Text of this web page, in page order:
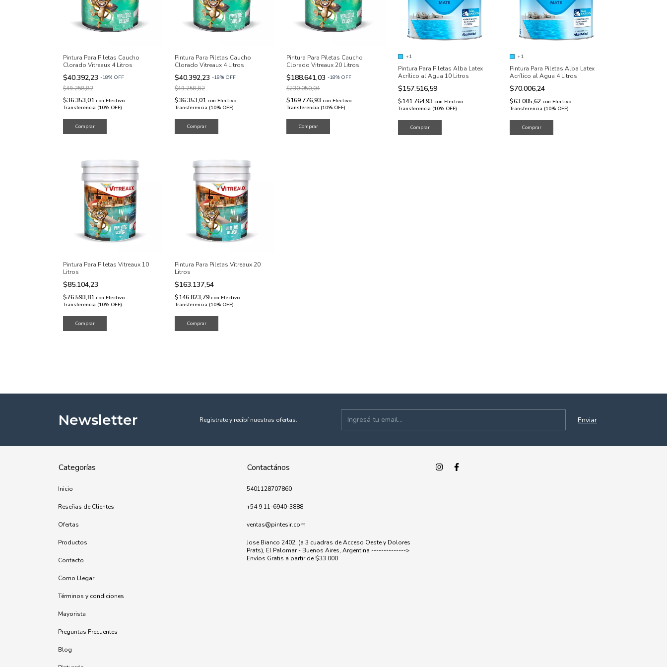
Pintura Para Piletas Caucho
Clorado Vitreaux 4 Litros
$40.392,23 -18% OFF
$49.258,82
$36.353,01 con Efectivo -
Transferencia (10% OFF)
Pintura Para Piletas Caucho
Clorado Vitreaux 4 Litros
$40.392,23 -18% OFF
$49.258,82
$36.353,01 con Efectivo -
Transferencia (10% OFF)
Pintura Para Piletas Caucho
Clorado Vitreaux 20 Litros
$188.641,03 -18% OFF
$230.050,04
$169.776,93 con Efectivo -
Transferencia (10% OFF)
+1
Pintura Para Piletas Alba Latex
Acrílico al Agua 10 Litros
$157.516,59
$141.764,93 con Efectivo -
Transferencia (10% OFF)
Comprar
+1
Pintura Para Piletas Alba Latex
Acrílico al Agua 4 Litros
$70.006,24
$63.005,62 con Efectivo -
Transferencia (10% OFF)
Comprar
Pintura Para Piletas Vitreaux 10
Litros
$85.104,23
$76.593,81 con Efectivo -
Transferencia (10% OFF)
Pintura Para Piletas Vitreaux 20
Litros
$163.137,54
$146.823,79 con Efectivo -
Transferencia (10% OFF)
Newsletter Registrate y recibí nuestras ofertas.
Categorías
Inicio
Reseñas de Clientes
Ofertas
Productos
Contacto
Como Llegar
Términos y condiciones
Mayorista
Preguntas Frecuentes
Blog
Contactános
5401128707860
+54 9 11-6940-3888
ventas@pintesir.com
Jose Bianco 2402, (a 3 cuadras de Acceso Oeste y Dolores
Prats), El Palomar - Buenos Aires, Argentina -------------->
Envíos Gratis a partir de $33.000